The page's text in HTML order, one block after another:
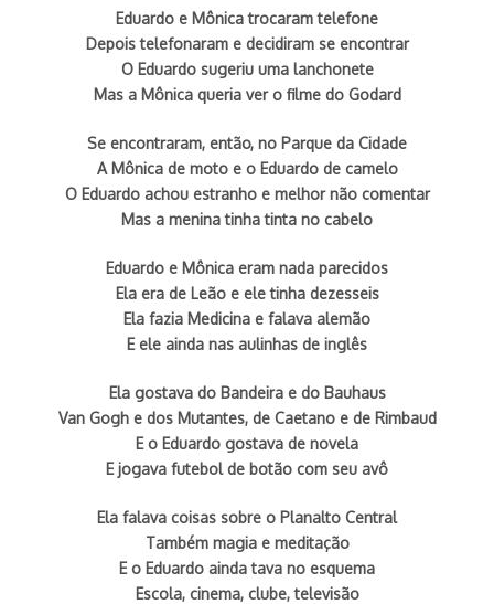
Eduardo e Mônica trocaram telefone
Depois telefonaram e decidiram se encontrar
O Eduardo sugeriu uma lanchonete
Mas a Mônica queria ver o filme do Godard
Se encontraram, então, no Parque da Cidade
A Mônica de moto e o Eduardo de camelo
O Eduardo achou estranho e melhor não comentar
Mas a menina tinha tinta no cabelo
Eduardo e Mônica eram nada parecidos
Ela era de Leão e ele tinha dezesseis
Ela fazia Medicina e falava alemão
E ele ainda nas aulinhas de inglês
Ela gostava do Bandeira e do Bauhaus
Van Gogh e dos Mutantes, de Caetano e de Rimbaud
E o Eduardo gostava de novela
E jogava futebol de botão com seu avô
Ela falava coisas sobre o Planalto Central
Também magia e meditação
E o Eduardo ainda tava no esquema
Escola, cinema, clube, televisão